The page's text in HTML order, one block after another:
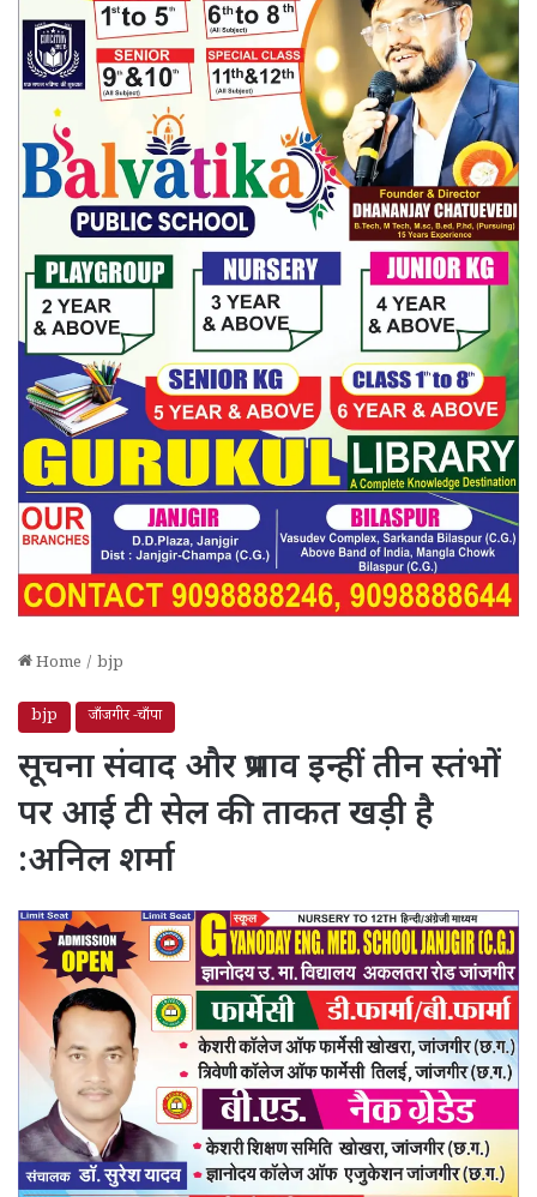
Home / bjp
bjp जाँजगीर -चाँपा
सूचना संवाद और प्रभाव इन्हीं तीन स्तंभों
पर आई टी सेल की ताकत खड़ी है
:अनिल शर्मा